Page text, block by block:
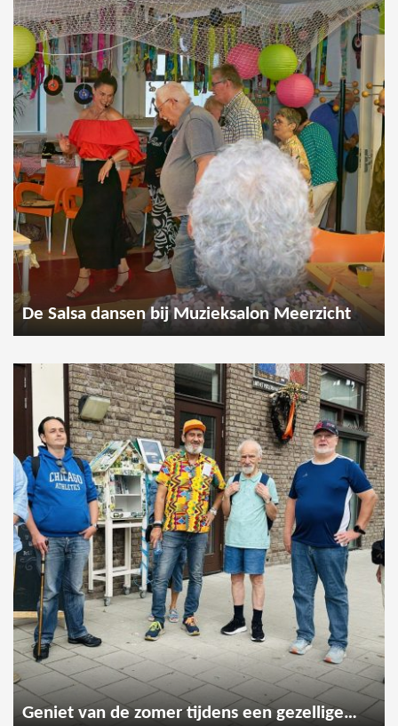
De Salsa dansen bij Muzieksalon Meerzicht
Geniet van de zomer tijdens een gezellige wandeling